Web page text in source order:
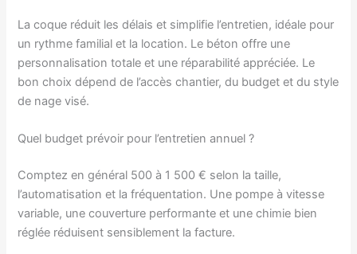
La coque réduit les délais et simplifie l’entretien, idéale pour
un rythme familial et la location. Le béton offre une
personnalisation totale et une réparabilité appréciée. Le
bon choix dépend de l’accès chantier, du budget et du style
de nage visé.
Quel budget prévoir pour l’entretien annuel ?
Comptez en général 500 à 1 500 € selon la taille,
l’automatisation et la fréquentation. Une pompe à vitesse
variable, une couverture performante et une chimie bien
réglée réduisent sensiblement la facture.